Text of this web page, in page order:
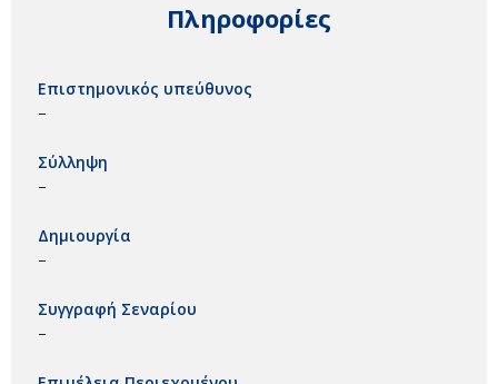
Πληροφορίες
Επιστημονικός υπεύθυνος
–
Σύλληψη
–
Δημιουργία
–
Συγγραφή Σεναρίου
–